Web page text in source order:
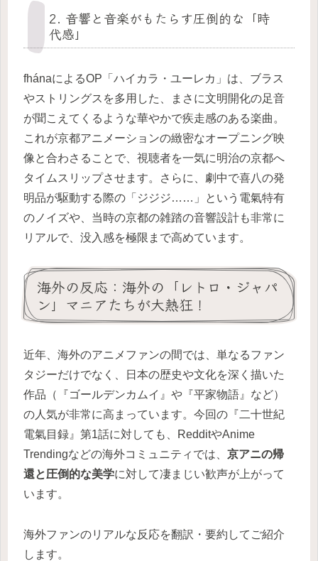
2. 音響と音楽がもたらす圧倒的な「時
代感」
fhánaによるOP「ハイカラ・ユーレカ」は、ブラス
やストリングスを多用した、まさに文明開化の足音
が聞こえてくるような華やかで疾走感のある楽曲。
これが京都アニメーションの緻密なオープニング映
像と合わさることで、視聴者を一気に明治の京都へ
タイムスリップさせます。さらに、劇中で喜八の発
明品が駆動する際の「ジジジ……」という電氣特有
のノイズや、当時の京都の雑踏の音響設計も非常に
リアルで、没入感を極限まで高めています。
海外の反応：海外の「レトロ・ジャパ
ン」マニアたちが大熱狂！
近年、海外のアニメファンの間では、単なるファン
タジーだけでなく、日本の歴史や文化を深く描いた
作品（『ゴールデンカムイ』や『平家物語』など）
の人気が非常に高まっています。今回の『二十世紀
電氣目録』第1話に対しても、RedditやAnime
Trendingなどの海外コミュニティでは、 京アニの帰
還と圧倒的な美学に対して凄まじい歓声が上がって
います。
海外ファンのリアルな反応を翻訳・要約してご紹介
します。